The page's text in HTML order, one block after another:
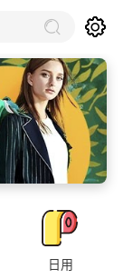
日用